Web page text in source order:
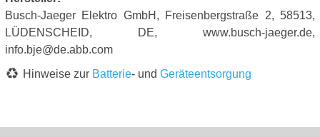
Busch-Jaeger Elektro GmbH, Freisenbergstraße 2, 58513,
LÜDENSCHEID, DE, www.busch-jaeger.de,
info.bje@de.abb.com
Hinweise zur Batterie- und Geräteentsorgung